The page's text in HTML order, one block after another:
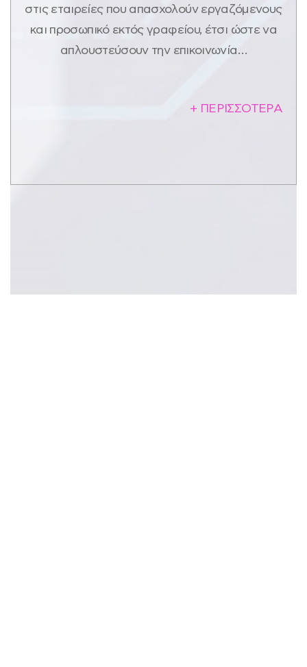
στις εταιρείες που απασχολούν εργαζόμενους
και προσωπικό εκτός γραφείου, έτσι ώστε να
απλουστεύσουν την επικοινωνία…
+ ΠΕΡΙΣΣΟΤΕΡΑ